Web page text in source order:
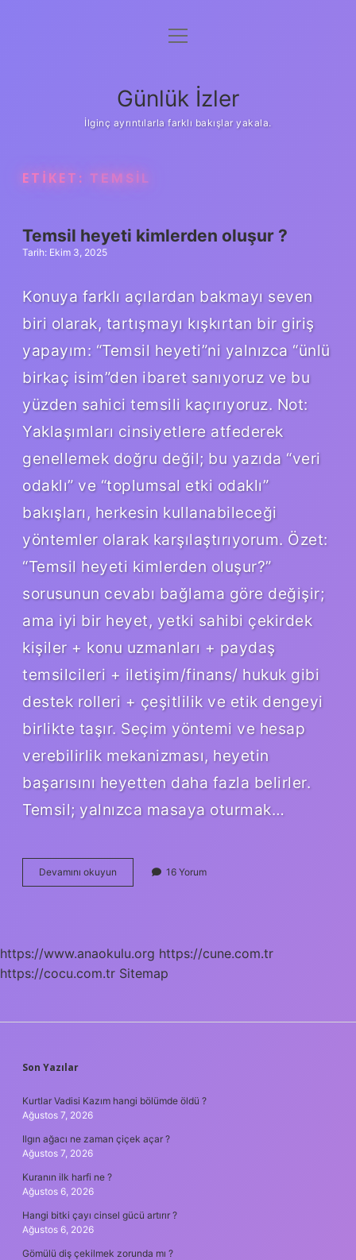
Anasayfa
Yasal Uyarı
menüyü
Günlük İzler
İlginç ayrıntılarla farklı bakışlar yakala.
ETIKET: TEMSIL
Temsil heyeti kimlerden oluşur ?
Tarih: Ekim 3, 2025
Konuya farklı açılardan bakmayı seven
biri olarak, tartışmayı kışkırtan bir giriş
yapayım: “Temsil heyeti”ni yalnızca “ünlü
birkaç isim”den ibaret sanıyoruz ve bu
yüzden sahici temsili kaçırıyoruz. Not:
Yaklaşımları cinsiyetlere atfederek
genellemek doğru değil; bu yazıda “veri
odaklı” ve “toplumsal etki odaklı”
bakışları, herkesin kullanabileceği
yöntemler olarak karşılaştırıyorum. Özet:
“Temsil heyeti kimlerden oluşur?”
sorusunun cevabı bağlama göre değişir;
ama iyi bir heyet, yetki sahibi çekirdek
kişiler + konu uzmanları + paydaş
temsilcileri + iletişim/finans/ hukuk gibi
destek rolleri + çeşitlilik ve etik dengeyi
birlikte taşır. Seçim yöntemi ve hesap
verebilirlik mekanizması, heyetin
başarısını heyetten daha fazla belirler.
Temsil; yalnızca masaya oturmak…
Devamını okuyun
heyeti
16 Yorum
https://www.anaokulu.org https://cune.com.tr
https://cocu.com.tr Sitemap
SIDEBAR
Son Yazılar
Kurtlar Vadisi Kazım hangi bölümde öldü ?
Ağustos 7, 2026
Ilgın ağacı ne zaman çiçek açar ?
Ağustos 7, 2026
Kuranın ilk harfi ne ?
Ağustos 6, 2026
Hangi bitki çayı cinsel gücü artırır ?
Ağustos 6, 2026
Gömülü diş çekilmek zorunda mı ?